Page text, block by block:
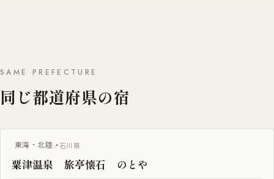
SAME PREFECTURE
同じ都道府県の宿
東海・北陸 石川県
粟津温泉 旅亭懐石 のとや